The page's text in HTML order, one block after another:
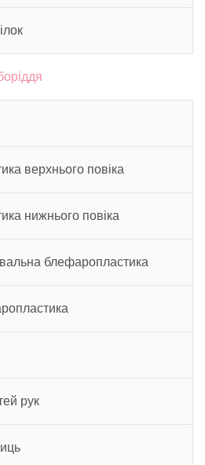
верхнього повіка
нижнього повіка
блефаропластика
рук